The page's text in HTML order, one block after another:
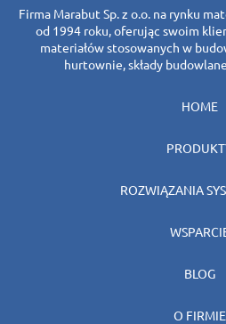
Firma Marabut Sp. z o.o. na rynku
od 1994 roku, oferując swoim
materiałów stosowanych w
hurtownie, składy
HOME
ROZWIĄZANIA
BLOG
O FIRMIE